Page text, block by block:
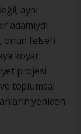
aynı
onun felsefi
koyar.
projesi
toplumsal
yeniden